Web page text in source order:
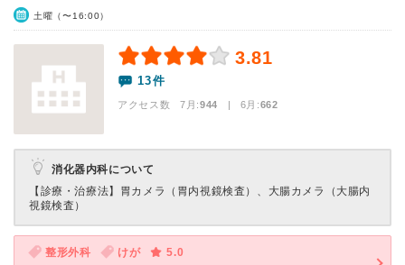
土曜（〜16:00）
3.81
13件
アクセス数 7月:944 | 6月:662
消化器内科について
【診療・治療法】 胃カメラ（胃内視鏡検査）、大腸カメラ（大腸内
視鏡検査）
整形外科 けが
5.0